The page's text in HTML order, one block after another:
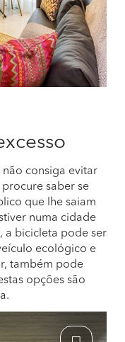
não consiga evitar
saber se
que lhe saiam
numa cidade
a bicicleta pode ser
ecológico e
também pode
opções são